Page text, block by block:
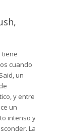
tiene
cuando
un
y entre
un
intenso y
La